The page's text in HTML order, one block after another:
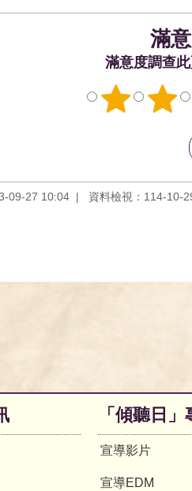
滿意度調查
09-27 10:04 資料檢視：114-10-
「傾聽日」
宣導影片
宣導EDM